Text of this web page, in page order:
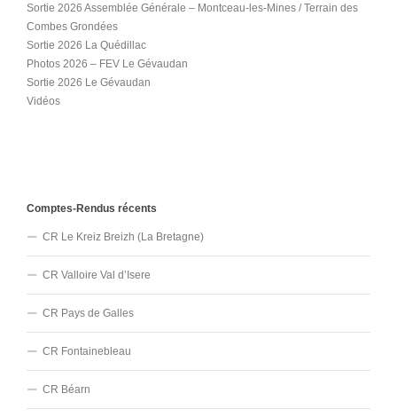
Sortie 2026 Assemblée Générale – Montceau-les-Mines / Terrain des
Combes Grondées
Sortie 2026 La Quédillac
Photos 2026 – FEV Le Gévaudan
Sortie 2026 Le Gévaudan
Vidéos
Comptes-Rendus récents
CR Le Kreiz Breizh (La Bretagne)
CR Valloire Val d’Isere
CR Pays de Galles
CR Fontainebleau
CR Béarn